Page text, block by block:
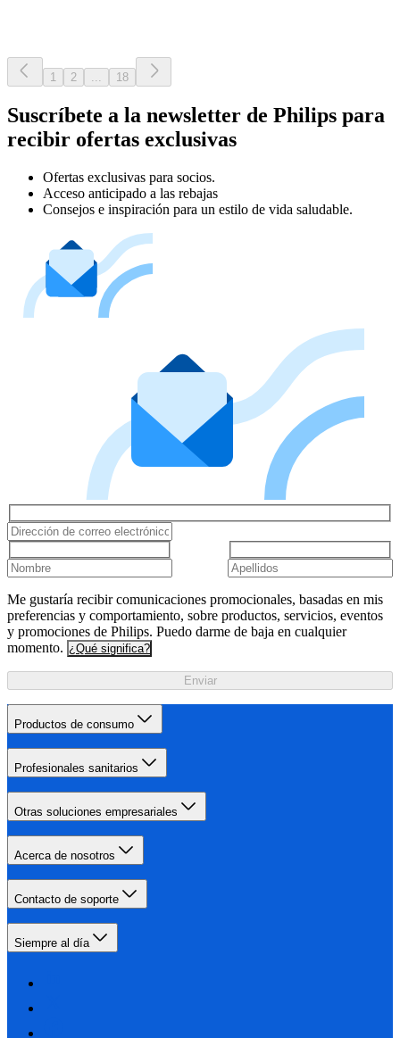
1 2 18
Suscríbete a la newsletter de Philips para
recibir ofertas exclusivas
Ofertas exclusivas para socios.
Acceso anticipado a las rebajas
Consejos e inspiración para un estilo de vida saludable.
Me gustaría recibir comunicaciones promocionales, basadas en mis
preferencias y comportamiento, sobre productos, servicios, eventos
y promociones de Philips. Puedo darme de baja en cualquier
momento. ¿Qué significa?
Enviar
Productos de consumo
Profesionales sanitarios
Otras soluciones empresariales
Acerca de nosotros
Contacto de soporte
Siempre al día